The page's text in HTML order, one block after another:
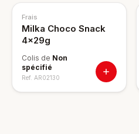
Frais
Milka Choco Snack
4x29g
Colis de Non
spécifié
Ref. AR02130